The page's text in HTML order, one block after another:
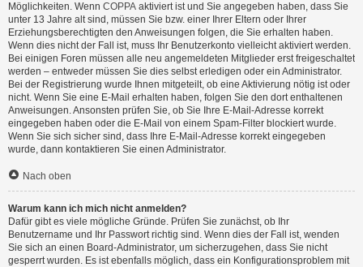
Möglichkeiten. Wenn COPPA aktiviert ist und Sie angegeben haben, dass Sie
unter 13 Jahre alt sind, müssen Sie bzw. einer Ihrer Eltern oder Ihrer
Erziehungsberechtigten den Anweisungen folgen, die Sie erhalten haben.
Wenn dies nicht der Fall ist, muss Ihr Benutzerkonto vielleicht aktiviert werden.
Bei einigen Foren müssen alle neu angemeldeten Mitglieder erst freigeschaltet
werden – entweder müssen Sie dies selbst erledigen oder ein Administrator.
Bei der Registrierung wurde Ihnen mitgeteilt, ob eine Aktivierung nötig ist oder
nicht. Wenn Sie eine E-Mail erhalten haben, folgen Sie den dort enthaltenen
Anweisungen. Ansonsten prüfen Sie, ob Sie Ihre E-Mail-Adresse korrekt
eingegeben haben oder die E-Mail von einem Spam-Filter blockiert wurde.
Wenn Sie sich sicher sind, dass Ihre E-Mail-Adresse korrekt eingegeben
wurde, dann kontaktieren Sie einen Administrator.
Nach oben
Warum kann ich mich nicht anmelden?
Dafür gibt es viele mögliche Gründe. Prüfen Sie zunächst, ob Ihr
Benutzername und Ihr Passwort richtig sind. Wenn dies der Fall ist, wenden
Sie sich an einen Board-Administrator, um sicherzugehen, dass Sie nicht
gesperrt wurden. Es ist ebenfalls möglich, dass ein Konfigurationsproblem mit